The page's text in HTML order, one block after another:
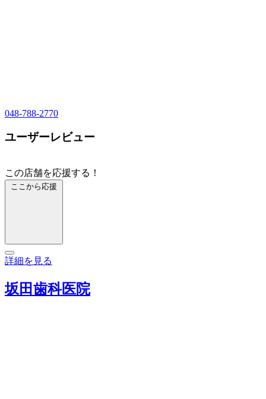
048-788-2770
ユーザーレビュー
この店舗を応援する！
ここから応援
詳細を見る
坂田歯科医院